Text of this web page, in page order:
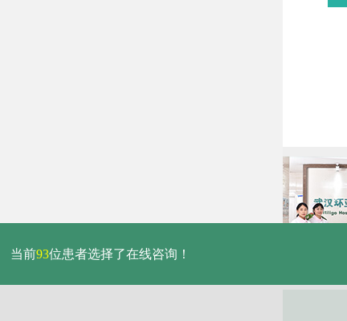
当前93位患者选择了在线咨询！